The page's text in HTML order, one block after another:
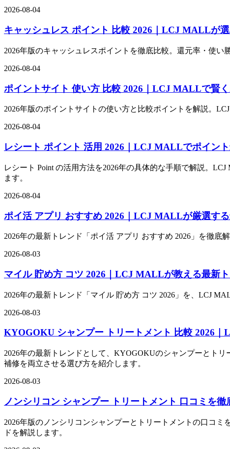
2026-08-04
キャッシュレス ポイント 比較 2026｜LCJ MALLが
2026年版のキャッシュレスポイントを徹底比較。還元率・使
2026-08-04
ポイントサイト 使い方 比較 2026｜LCJ MALLで賢
2026年版のポイントサイトの使い方と比較ポイントを解説。
2026-08-04
レシート ポイント 活用 2026｜LCJ MALLでポイン
レシート Point の活用方法を2026年の具体的な手順で解説。
ます。
2026-08-04
ポイ活 アプリ おすすめ 2026｜LCJ MALLが厳選す
2026年の最新トレンド「ポイ活 アプリ おすすめ 2026」を徹
2026-08-03
マイル 貯め方 コツ 2026｜LCJ MALLが教える最新
2026年の最新トレンド「マイル 貯め方 コツ 2026」を、LCJ
2026-08-03
KYOGOKU シャンプー トリートメント 比較 2026
2026年の最新トレンドとして、KYOGOKUのシャンプーとト
補修を両立させる選び方を紹介します。
2026-08-03
ノンシリコン シャンプー トリートメント 口コミを
2026年版のノンシリコンシャンプーとトリートメントの口コ
ドを解説します。